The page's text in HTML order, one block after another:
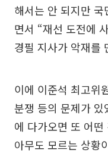
해서는 안 되지만
면서 “재선 도전에
경필 지사가 악재를
이에 이준석 최고위
분쟁 등의 문제가 있
에 다가오면 또 어
아무도 모르는 상황